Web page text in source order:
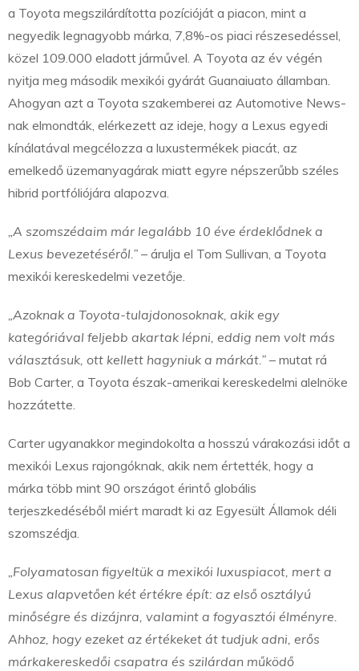
a Toyota megszilárdította pozícióját a piacon, mint a
negyedik legnagyobb márka, 7,8%-os piaci részesedéssel,
közel 109.000 eladott járművel. A Toyota az év végén
nyitja meg második mexikói gyárát Guanaiuato államban.
Ahogyan azt a Toyota szakemberei az Automotive News-
nak elmondták, elérkezett az ideje, hogy a Lexus egyedi
kínálatával megcélozza a luxustermékek piacát, az
emelkedő üzemanyagárak miatt egyre népszerűbb széles
hibrid portfóliójára alapozva.
„A szomszédaim már legalább 10 éve érdeklődnek a
Lexus bevezetéséről.” – árulja el Tom Sullivan, a Toyota
mexikói kereskedelmi vezetője.
„Azoknak a Toyota-tulajdonosoknak, akik egy
kategóriával feljebb akartak lépni, eddig nem volt más
választásuk, ott kellett hagyniuk a márkát.” – mutat rá
Bob Carter, a Toyota észak-amerikai kereskedelmi alelnöke
hozzátette.
Carter ugyanakkor megindokolta a hosszú várakozási időt a
mexikói Lexus rajongóknak, akik nem értették, hogy a
márka több mint 90 országot érintő globális
terjeszkedéséből miért maradt ki az Egyesült Államok déli
szomszédja.
„Folyamatosan figyeltük a mexikói luxuspiacot, mert a
Lexus alapvetően két értékre épít: az első osztályú
minőségre és dizájnra, valamint a fogyasztói élményre.
Ahhoz, hogy ezeket az értékeket át tudjuk adni, erős
márkakereskedői csapatra és szilárdan működő